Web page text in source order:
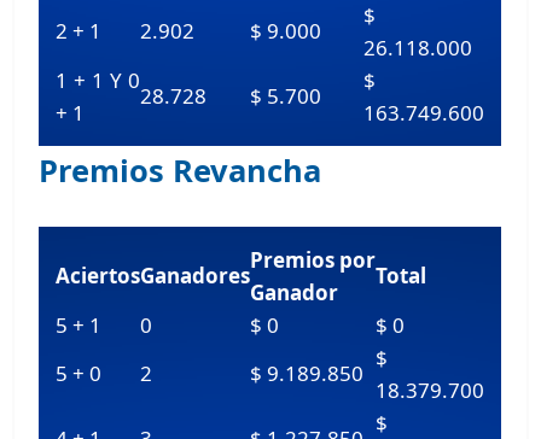
2 + 1
2.902 $ 9.000
$
26.118.000
1 + 1 Y 0
+ 1
28.728 $ 5.700
$
163.749.600
Premios Revancha
AciertosGanadores
Premios por
Ganador
Total
5 + 1
0 $ 0
$ 0
5 + 0
2 $ 9.189.850
$
18.379.700
$